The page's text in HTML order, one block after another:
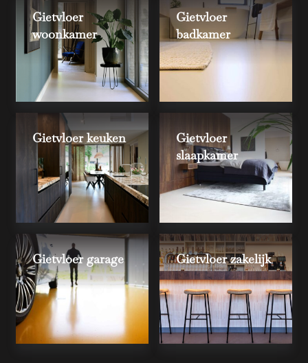
Gietvloer
woonkamer
Gietvloer
badkamer
Gietvloer keuken
Gietvloer
slaapkamer
Gietvloer garage Gietvloer zakelijk